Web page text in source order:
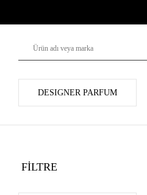
DESIGNER PARFUM
FİLTRE